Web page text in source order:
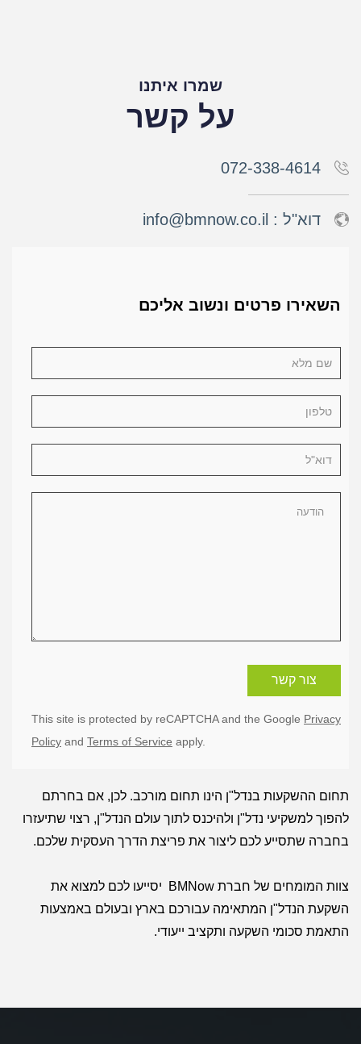
שמרו איתנו
על קשר
072-338-4614
דוא"ל : info@bmnow.co.il
השאירו פרטים ונשוב אליכם
צור קשר
This site is protected by reCAPTCHA and the Google Privacy
Policy and Terms of Service apply.
תחום ההשקעות בנדל"ן הינו תחום מורכב. לכן, אם בחרתם
להפוך למשקיעי נדל"ן ולהיכנס לתוך עולם הנדל"ן, רצוי שתיעזרו
בחברה שתסייע לכם ליצור את פריצת הדרך העסקית שלכם.
צוות המומחים של חברת BMNow יסייעו לכם למצוא את
השקעת הנדל"ן המתאימה עבורכם בארץ ובעולם באמצעות
התאמת סכומי השקעה ותקציב ייעודי.